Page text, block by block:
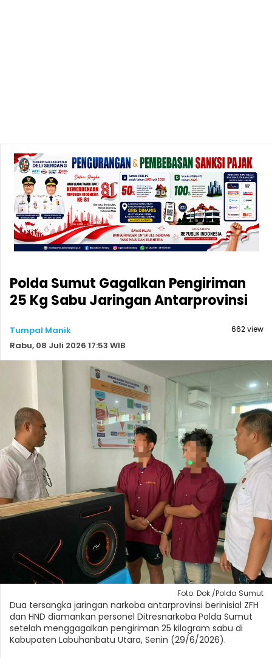
Polda Sumut Gagalkan Pengiriman
25 Kg Sabu Jaringan Antarprovinsi
Tumpal Manik
Rabu, 08 Juli 2026 17:53 WIB
662 view
Foto: Dok./Polda Sumut
Dua tersangka jaringan narkoba antarprovinsi berinisial ZFH
dan HND diamankan personel Ditresnarkoba Polda Sumut
setelah menggagalkan pengiriman 25 kilogram sabu di
Kabupaten Labuhanbatu Utara, Senin (29/6/2026).